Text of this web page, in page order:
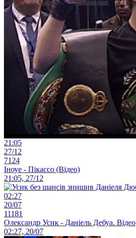
21:05
27/12
7124
Іноуе - Пікассо (Відео)
21:05, 27/12
02:27
20/07
11181
Олександр Усик - Даніель Дебуа. Відео
02:27, 20/07